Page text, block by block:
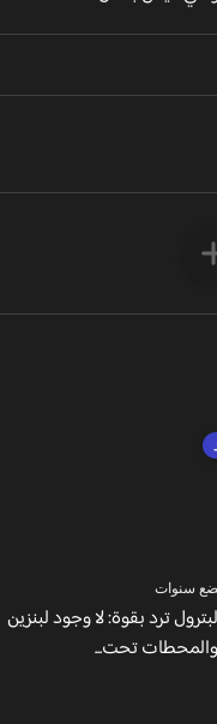
سنوات
ترد بقوة: لا وجود لبنزين
تحت...